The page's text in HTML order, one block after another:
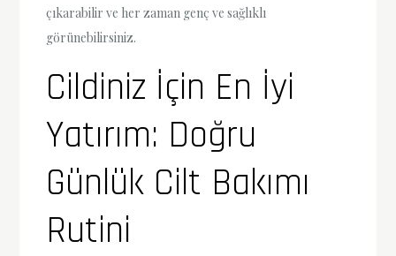
çıkarabilir ve her zaman genç ve sağlıklı
görünebilirsiniz.
Cildiniz İçin En İyi
Yatırım: Doğru
Günlük Cilt Bakımı
Rutini